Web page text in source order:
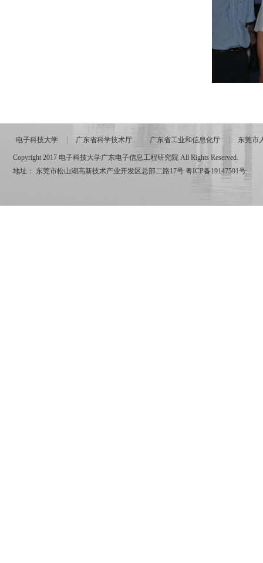
电子科技大学 广东省科学技术厅 广东省工业和信息化厅 东莞市
Copyright 2017 电子科技大学广东电子信息工程研究院 All Rights Reserved.
地址： 东莞市松山湖高新技术产业开发区总部二路17号 粤ICP备19147591号